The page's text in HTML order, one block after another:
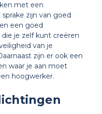
met een
zijn van goed
een goed
die je zelf kunt creëren
van je
zijn er ook een
waar je aan moet
hoogwerker.